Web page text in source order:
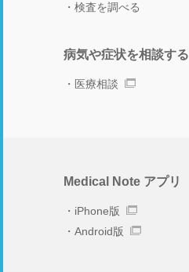
検査を調べる
病気や症状を相談する
医療相談
Medical Note アプリ
iPhone版
Android版